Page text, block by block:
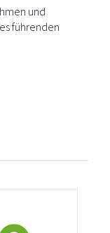
und
führenden